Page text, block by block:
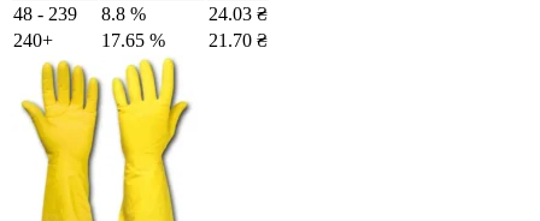
48 - 239
8.8 % 24.03 ₴
240+
17.65 % 21.70 ₴